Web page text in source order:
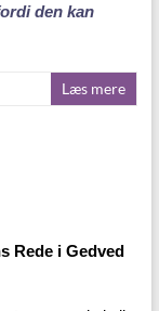
den kan
Læs mere
Rede i Gedved